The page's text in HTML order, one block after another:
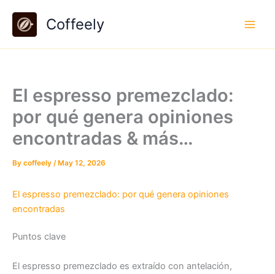
content
Coffeely
El espresso premezclado:
por qué genera opiniones
encontradas & más…
By coffeely / May 12, 2026
El espresso premezclado: por qué genera opiniones
encontradas
Puntos clave
El espresso premezclado es extraído con antelación,